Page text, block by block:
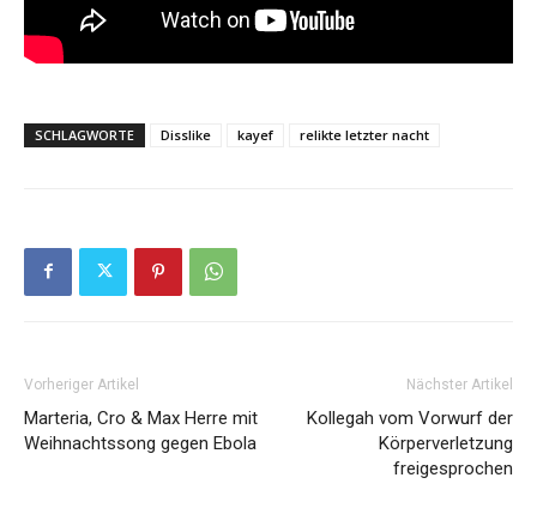
SCHLAGWORTE Disslike kayef relikte letzter nacht
Vorheriger Artikel
Marteria, Cro & Max Herre mit
Weihnachtssong gegen Ebola
Nächster Artikel
Kollegah vom Vorwurf der
Körperverletzung
freigesprochen